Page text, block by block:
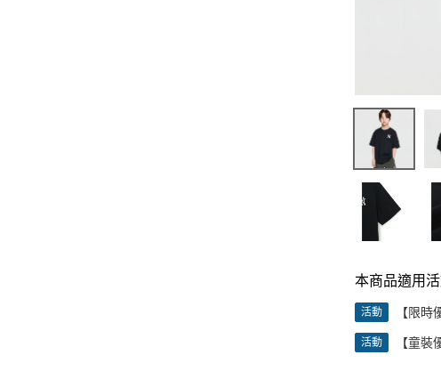
本商品適用
活動 【限
活動 【童